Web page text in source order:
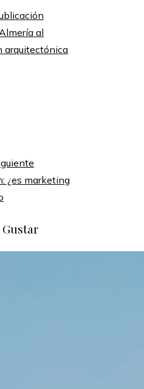
al
arquitectónica
¿es marketing